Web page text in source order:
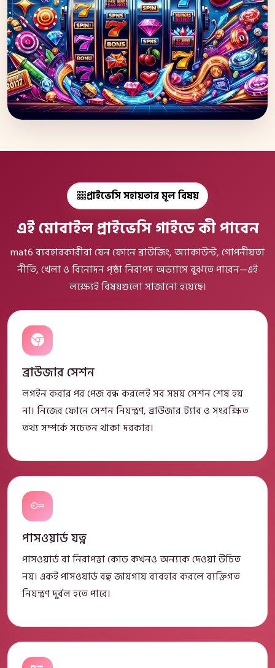
প্রাইভেসি সহায়তার মূল বিষয়
এই মোবাইল প্রাইভেসি গাইডে কী পাবেন
mat6 ব্যবহারকারীরা যেন ফোনে ব্রাউজিং, অ্যাকাউন্ট, গোপনীয়তা
নীতি, খেলা ও বিনোদন পৃষ্ঠা নিরাপদ অভ্যাসে বুঝতে পারেন—এই
লক্ষ্যেই বিষয়গুলো সাজানো হয়েছে।
ব্রাউজার সেশন
লগইন করার পর পেজ বন্ধ করলেই সব সময় সেশন শেষ হয়
না। নিজের ফোনে সেশন নিয়ন্ত্রণ, ব্রাউজার ট্যাব ও সংরক্ষিত
তথ্য সম্পর্কে সচেতন থাকা দরকার।
পাসওয়ার্ড যত্ন
পাসওয়ার্ড বা নিরাপত্তা কোড কখনও অন্যকে দেওয়া উচিত
নয়। একই পাসওয়ার্ড বহু জায়গায় ব্যবহার করলে ব্যক্তিগত
নিয়ন্ত্রণ দুর্বল হতে পারে।